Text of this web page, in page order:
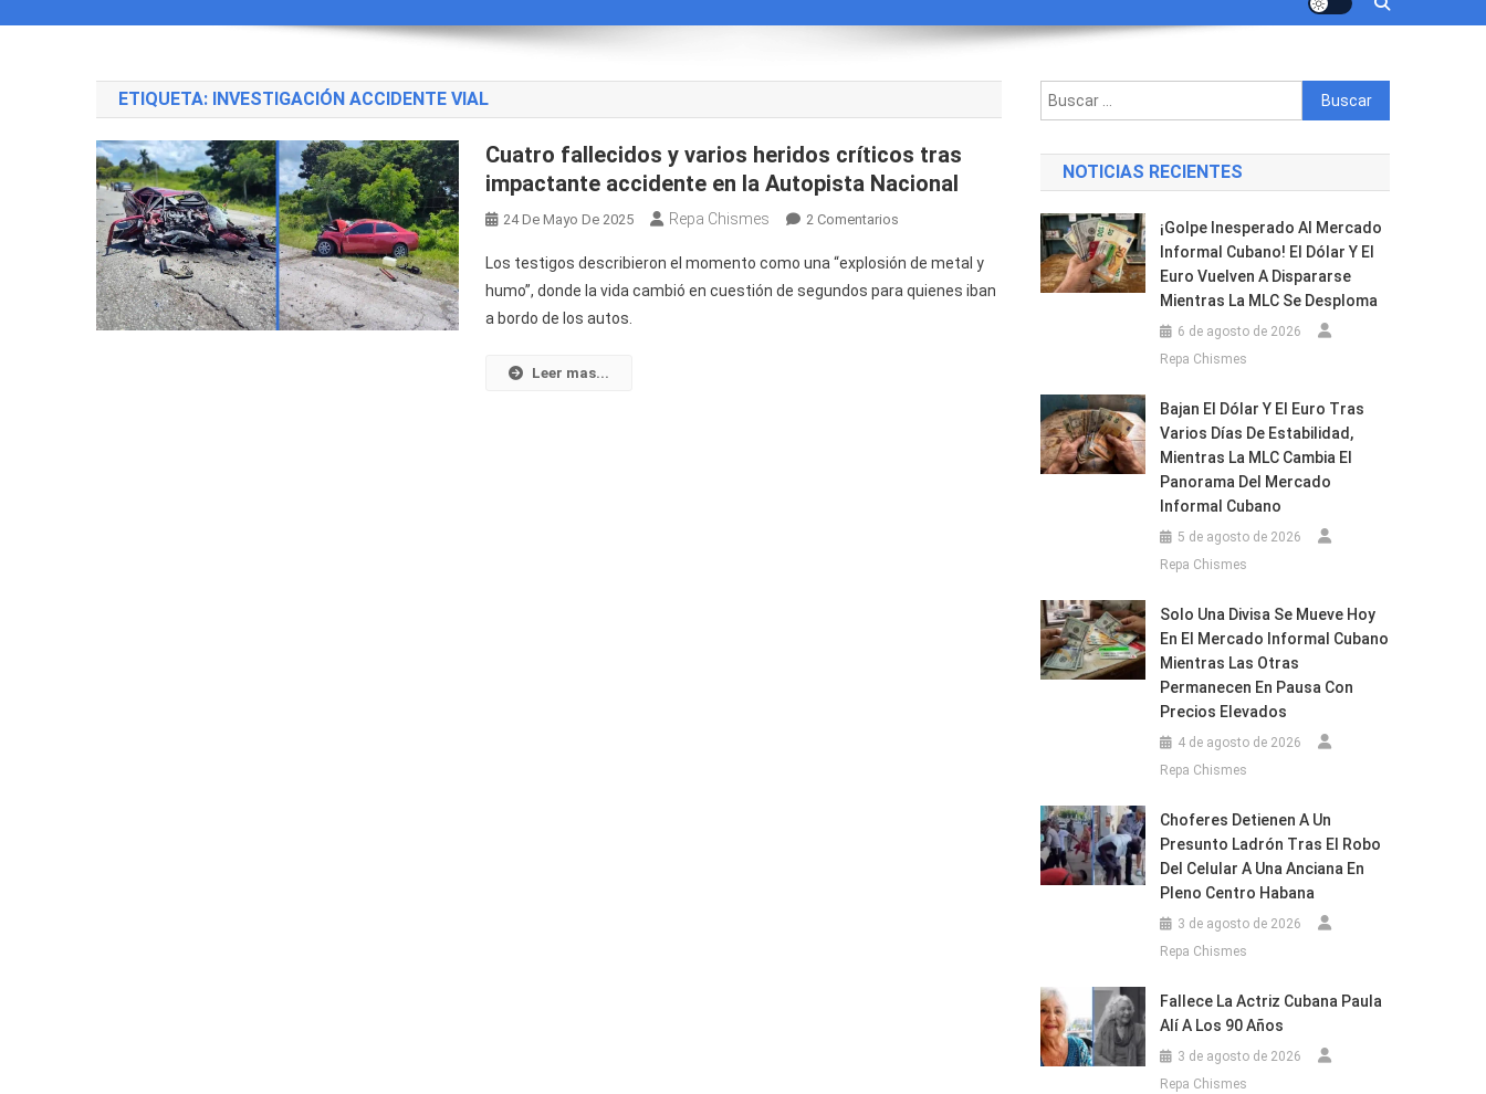
ETIQUETA: INVESTIGACIÓN ACCIDENTE VIAL
Cuatro fallecidos y varios heridos críticos tras
impactante accidente en la Autopista Nacional
24 De Mayo De 2025 Repa Chismes 2 Comentarios
Fallecidos
Y
Los testigos describieron el momento como una “explosión de metal y
humo”, donde la vida cambió en cuestión de segundos para quienes iban
a bordo de los autos.
Leer mas...
Buscar:
NOTICIAS RECIENTES
¡Golpe Inesperado Al Mercado
Informal Cubano! El Dólar Y El
Euro Vuelven A Dispararse
Mientras La MLC Se Desploma
6 de agosto de 2026
Repa Chismes
Bajan El Dólar Y El Euro Tras
Varios Días De Estabilidad,
Mientras La MLC Cambia El
Panorama Del Mercado
Informal Cubano
5 de agosto de 2026
Repa Chismes
Solo Una Divisa Se Mueve Hoy
En El Mercado Informal Cubano
Mientras Las Otras
Permanecen En Pausa Con
Precios Elevados
4 de agosto de 2026
Repa Chismes
Choferes Detienen A Un
Presunto Ladrón Tras El Robo
Del Celular A Una Anciana En
Pleno Centro Habana
3 de agosto de 2026
Repa Chismes
Fallece La Actriz Cubana Paula
Alí A Los 90 Años
3 de agosto de 2026
Repa Chismes